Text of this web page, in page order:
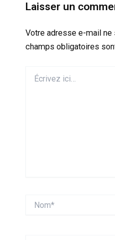
Laisser un
Votre adresse e-mail ne
champs obligatoires
ici…